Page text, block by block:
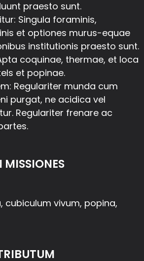
praesto sunt.
Singula foraminis,
et optiones murus-equae
institutionis praesto sunt.
coquinae, thermae, et loca
et popinae.
Regulariter munda cum
purgat, ne acidica vel
Regulariter frenare ac
cubiculum vivum, popina,